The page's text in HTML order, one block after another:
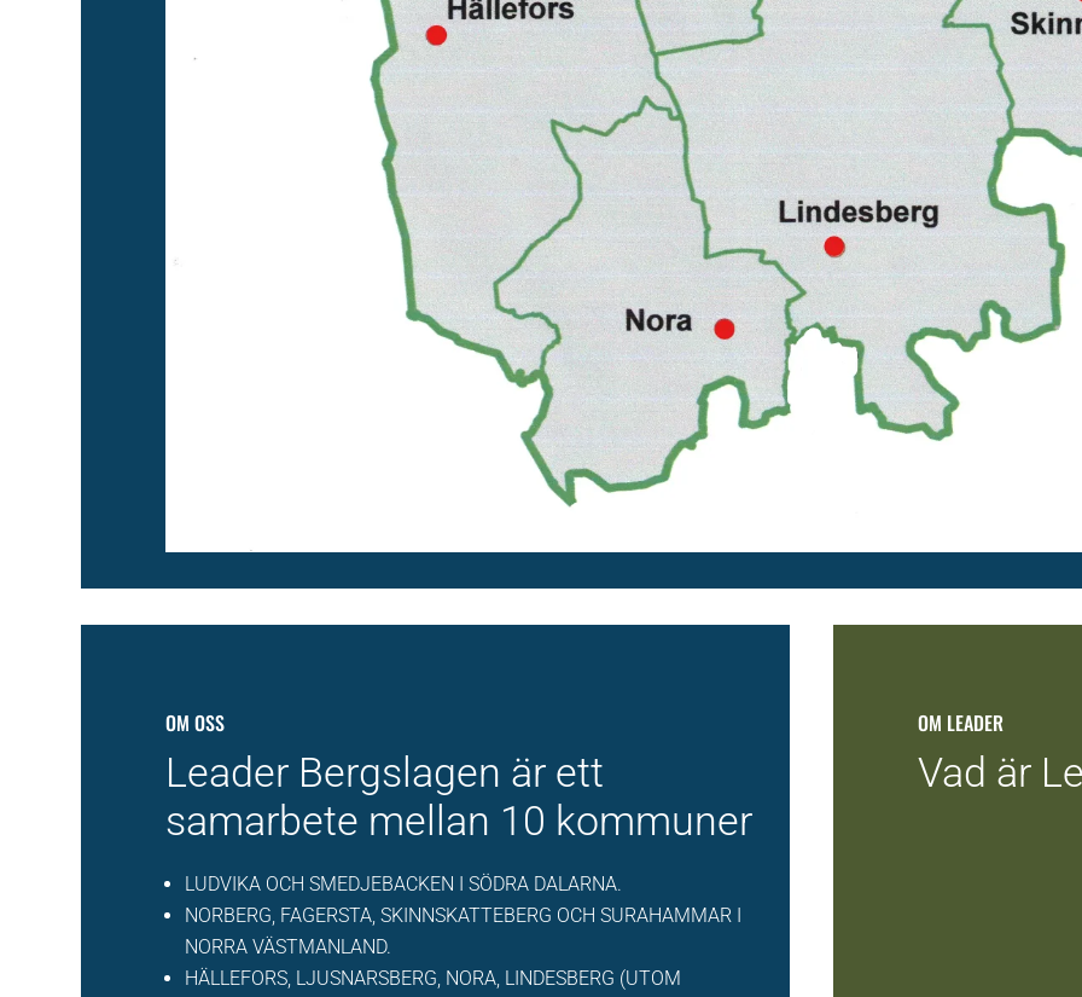
OM OSS
Leader Bergslagen är ett
samarbete mellan 10 kommuner
LUDVIKA OCH SMEDJEBACKEN I SÖDRA DALARNA.
NORBERG, FAGERSTA, SKINNSKATTEBERG OCH SURAHAMMAR I
NORRA VÄSTMANLAND.
HÄLLEFORS, LJUSNARSBERG, NORA, LINDESBERG (UTOM
OM LEADER
Vad är